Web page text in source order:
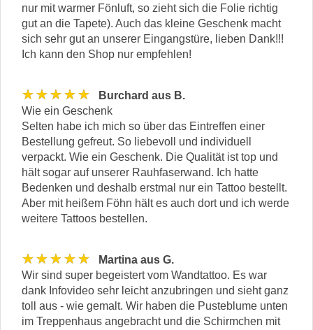
nur mit warmer Fönluft, so zieht sich die Folie richtig
gut an die Tapete). Auch das kleine Geschenk macht
sich sehr gut an unserer Eingangstüre, lieben Dank!!!
Ich kann den Shop nur empfehlen!
★★★★★
Burchard aus B.
Wie ein Geschenk
Selten habe ich mich so über das Eintreffen einer
Bestellung gefreut. So liebevoll und individuell
verpackt. Wie ein Geschenk. Die Qualität ist top und
hält sogar auf unserer Rauhfaserwand. Ich hatte
Bedenken und deshalb erstmal nur ein Tattoo bestellt.
Aber mit heißem Föhn hält es auch dort und ich werde
weitere Tattoos bestellen.
★★★★★
Martina aus G.
Wir sind super begeistert vom Wandtattoo. Es war
dank Infovideo sehr leicht anzubringen und sieht ganz
toll aus - wie gemalt. Wir haben die Pusteblume unten
im Treppenhaus angebracht und die Schirmchen mit